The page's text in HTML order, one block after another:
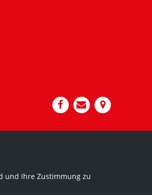
und Ihre Zustimmung zu